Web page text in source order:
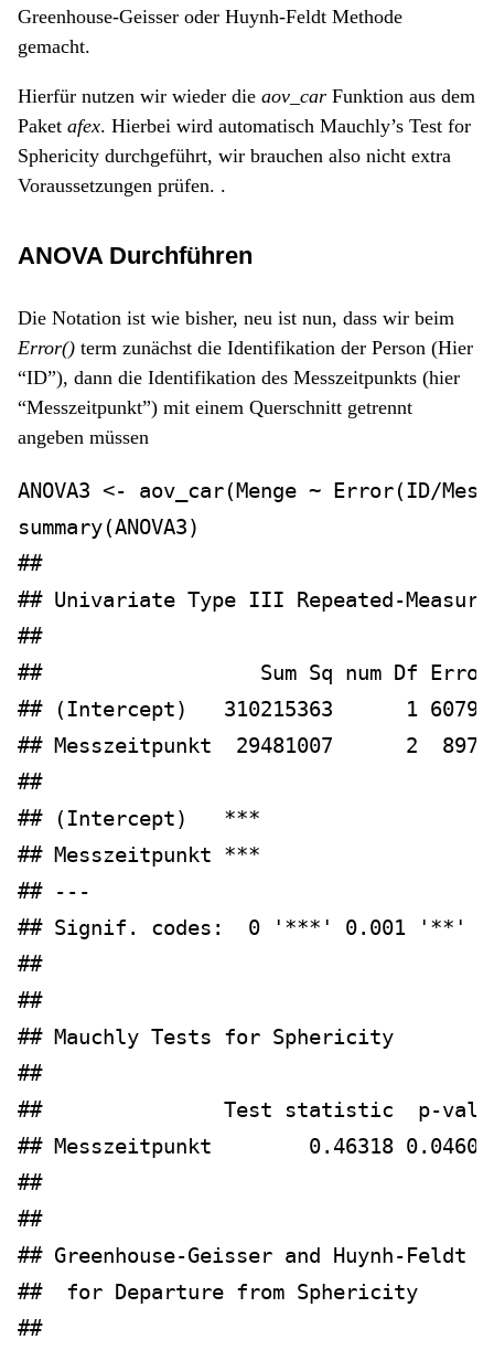
Greenhouse-Geisser oder Huynh-Feldt Methode
gemacht.
Hierfür nutzen wir wieder die aov_car Funktion aus dem
Paket afex. Hierbei wird automatisch Mauchly’s Test for
Sphericity durchgeführt, wir brauchen also nicht extra
Voraussetzungen prüfen. .
ANOVA Durchführen
Die Notation ist wie bisher, neu ist nun, dass wir beim
Error() term zunächst die Identifikation der Person (Hier
“ID”), dann die Identifikation des Messzeitpunkts (hier
“Messzeitpunkt”) mit einem Querschnitt getrennt
angeben müssen
ANOVA3 <- aov_car(Menge ~ Error(ID/
summary(ANOVA3)
##
## Univariate Type III Repeated-
##
##                  Sum Sq num Df Error
## (Intercept)   310215363      1
## Messzeitpunkt  29481007      2
##
## (Intercept)   ***
## Messzeitpunkt ***
## ---
## Signif. codes:  0 '***' 0.001
##
##
## Mauchly Tests for Sphericity
##
##               Test statistic  p-
## Messzeitpunkt        0.46318
##
##
## Greenhouse-Geisser and Huynh-Feldt
##  for Departure from Sphericity
##